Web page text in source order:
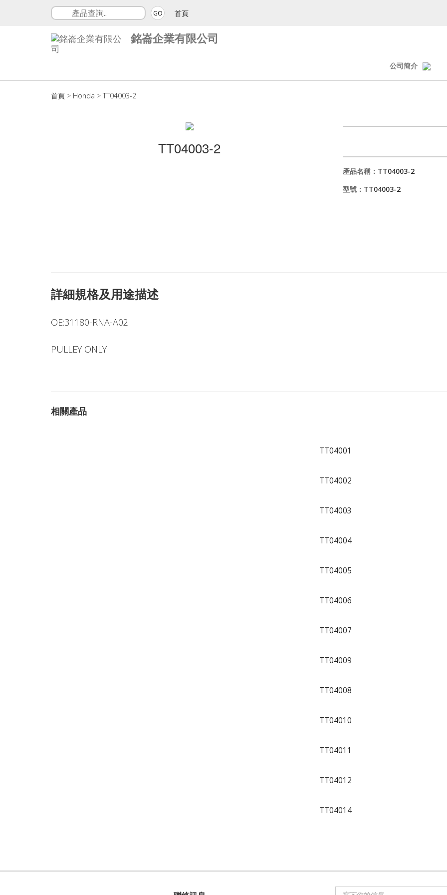
GO 首頁
銘崙企業有限公司
公司簡介
首頁 > Honda > TT04003-2
TT04003-2
產品名稱： TT04003-2
型號： TT04003-2
詳細規格及用途描述
OE:31180-RNA-A02
PULLEY ONLY
相關產品
TT04001
TT04002
TT04003
TT04004
TT04005
TT04006
TT04007
TT04009
TT04008
TT04010
TT04011
TT04012
TT04014